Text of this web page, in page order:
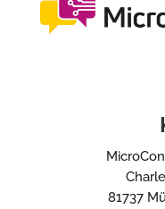
81737